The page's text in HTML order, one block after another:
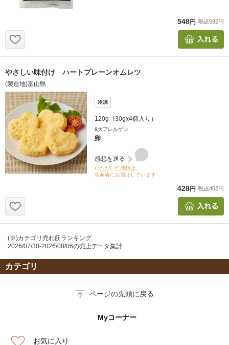
(※)カテゴリ売れ筋ランキング
2026/07/30-2026/08/06の売上データ集計
カテゴリ